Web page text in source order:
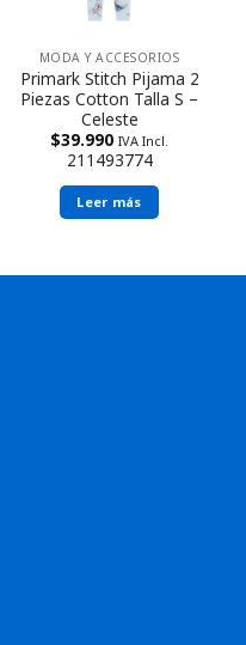
Envío rápido
MODA Y ACCESORIOS
Primark Stitch Pijama 2
Piezas Cotton Talla S –
Celeste
$39.990 IVA Incl.
211493774
Leer más